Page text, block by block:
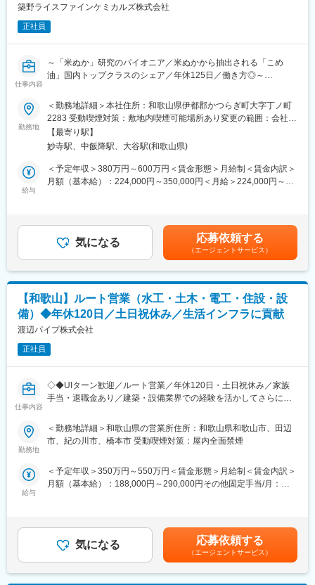
・高い専門性が身に着きます（機械・電気・配管・計装・安全管
理等）
・チームで成し遂げる達成感があります
■事業内容
＜こめ油製造事業＞
米ぬか・米胚芽を原料として米原油を抽出し、精製工程を経て良
＜ファインケミカル事業＞
米ぬかからこめ油を精製する課程で発生する副生成物からあらゆ
る機能性成分を抽出精製し、医薬品原料、化粧品原料、食品添加
物、飼料、飼料添加物、工業用薬品などを製造しております。ま
おります。
＜オレオケミカル事業＞
変更の範囲：会社の定める業務
築野ライスファインケミカルズ株式会社
正社員
仕事内容
～「米ぬか」研究のパイオニア／米ぬかから抽出される「こめ
油」国内トップクラスのシェア／年休125日／働き方◎～
■仕事内容：
同社の営業部にて世界各地のニーズに応える提案型営業を展開
し、和歌山発の高品質な原料をグローバルスタンダードとして確
立をめざしていただきます。
【詳細】
・当社が開発・製造する米ぬか由来の高品質な機能性素材を世界
各地のお客様に提案、販売
問い合わせ対応
・エリア：ヨーロッパ、北米、アジア（台湾・中国・韓国・タ
■取り扱い商材：
米ぬか由来の食品原料、医薬品原料、化粧品原料、化学品原料
■事業内容と事業環境
当社は米ぬかからこめ油を精製する課程で発生する副生成物から
様々な機能性成分を抽出精製し、医薬品原料、化粧品原料、食品
添加物、飼料、飼料添加物、工業用薬品などを製造しています。
それらを扱うファインケミカル部にて、国内外を代表する飲料メ
ーカー、食品メーカー、医薬品メーカー、化粧品メーカーなどに
向けた自社製品提案を行っています。世界シェア・国内シェア一
ある製品を複数持つこと、またそれを実現できる高い開発力を持
つことが強みです。
変更の範囲：会社の定める業務
勤務地
＜勤務地詳細＞本社住所：和歌山県伊都郡かつらぎ町大字丁ノ町
2283 受動喫煙対策：敷地内喫煙可能場所あり変更の範囲：会社の
定める事業所
【最寄り駅】
妙寺駅、中飯降駅、大谷駅(和歌山県)
給与
＜予定年収＞380万円～600万円＜賃金形態＞月給制＜賃金内訳＞
月額（基本給）：224,000円～350,000円＜月給＞224,000円～
はあくまでも目安の金額であり、選考を通じて上下する可能性が
あります。月給(月額)は固定手当を含めた表記です。
気になる 応募依頼する
（エージェントサービス）
【和歌山】ルート営業（水工・土木・電工・住設・設
備）◆年休120日／土日祝休み／生活インフラに貢献
渡辺パイプ株式会社
正社員
仕事内容
◇◆UIターン歓迎／ルート営業／年休120日・土日祝休み／家族
手当・退職金あり／建築・設備業界での経験を活かしてさらにス
有休消化率も高くワークライフバランスが取れる／モチベーショ
ンを高める報奨金制度など福利厚生が充実◇◆
セディアグループのルート営業職として、以下のいずれかの業務
を担当していただきます。
取扱商材：最先端の配管（パイプ）や継手などの管工機材。水道
やガス等のライフラインを支えるバルブ、ポンプ等を扱います。
【住宅設備部門】
勤務地
＜勤務地詳細＞和歌山県の営業所住所：和歌山県和歌山市、田辺
市、紀の川市、橋本市 受動喫煙対策：屋内全面禁煙
給与
＜予定年収＞350万円～550万円＜賃金形態＞月給制＜賃金内訳＞
月額（基本給）：188,000円～290,000円その他固定手当/月：
＞有＜残業手当＞有＜給与補足＞※経験・能力を考慮し決定しま
す。■昇給：年1回（7月）■賞与：年2回（6月、12月）■モデル年
収年収450万円／36歳営業職／月収32万円（入社5年目）年収620
万円／42歳営業職／月収36万円（入社7年目）年収850万円／43
気になる 応募依頼する
（エージェントサービス）